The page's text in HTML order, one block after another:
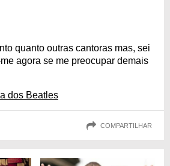
quanto outras cantoras mas, sei
agora se me preocupar demais
dos Beatles
COMPARTILHAR